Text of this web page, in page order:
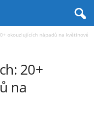
okouzlujících nápadů na květinové
20+
na